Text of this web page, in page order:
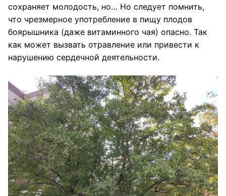
сохраняет молодость, но… Но следует помнить,
что чрезмерное употребление в пищу плодов
боярышника (даже витаминного чая) опасно. Так
как может вызвать отравление или привести к
нарушению сердечной деятельности.